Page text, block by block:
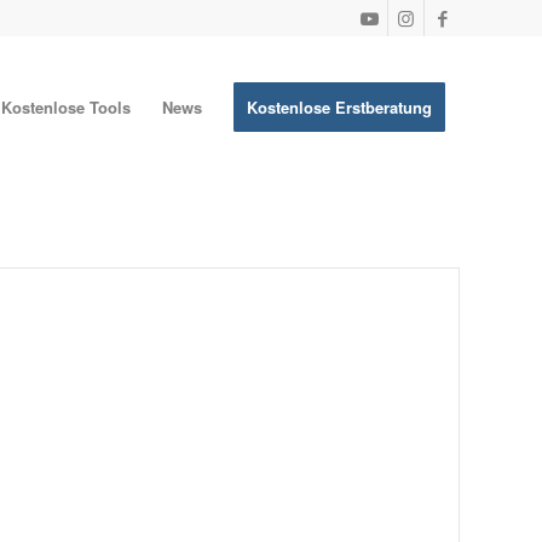
Kostenlose Tools News Kostenlose Erstberatung